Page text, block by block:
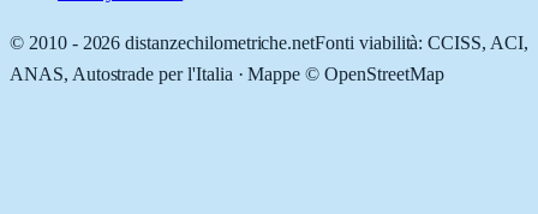
© 2010 - 2026 distanzechilometriche.netFonti viabilità: CCISS, ACI,
ANAS, Autostrade per l'Italia · Mappe © OpenStreetMap